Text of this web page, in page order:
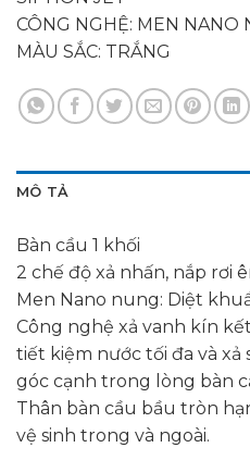
CÔNG NGHỆ: MEN NANO
MÀU SẮC: TRẮNG
MÔ TẢ
Bàn cầu 1 khối
2 chế độ xả nhấn, nắp rơi
Men Nano nung: Diệt
Công nghệ xả vanh kín
tiết kiệm nước tối đa và xả
góc cạnh trong lòng bàn
Thân bàn cầu bầu tròn
vệ sinh trong và ngoài.